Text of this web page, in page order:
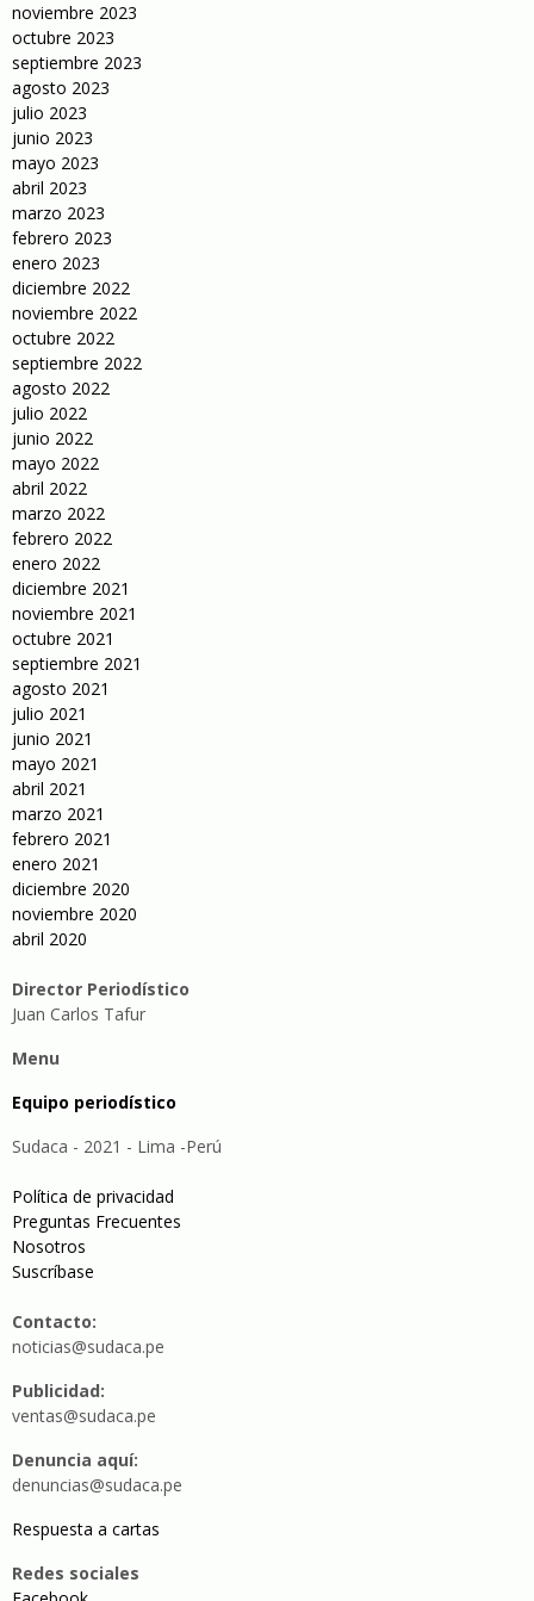
noviembre 2023
octubre 2023
septiembre 2023
agosto 2023
julio 2023
junio 2023
mayo 2023
abril 2023
marzo 2023
febrero 2023
enero 2023
diciembre 2022
noviembre 2022
octubre 2022
septiembre 2022
agosto 2022
julio 2022
junio 2022
mayo 2022
abril 2022
marzo 2022
febrero 2022
enero 2022
diciembre 2021
noviembre 2021
octubre 2021
septiembre 2021
agosto 2021
julio 2021
junio 2021
mayo 2021
abril 2021
marzo 2021
febrero 2021
enero 2021
diciembre 2020
noviembre 2020
abril 2020
Director Periodístico
Juan Carlos Tafur
Menu
Equipo periodístico
Sudaca - 2021 - Lima -Perú
Política de privacidad
Preguntas Frecuentes
Nosotros
Suscríbase
Contacto:
noticias@sudaca.pe
Publicidad:
ventas@sudaca.pe
Denuncia aquí:
denuncias@sudaca.pe
Respuesta a cartas
Redes sociales